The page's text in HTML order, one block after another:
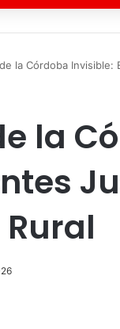
la Córdoba
la